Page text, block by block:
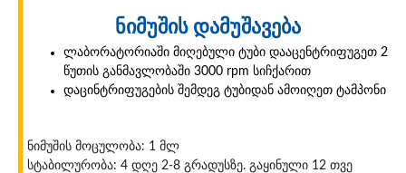
ნიმუშის დამუშავება
ლაბორატორიაში მიღებული ტუბი დააცენტრიფუგეთ 2
წუთის განმავლობაში 3000 rpm სიჩქარით
დაცინტრიფუგების შემდეგ ტუბიდან ამოიღეთ ტამპონი
ნიმუშის მოცულობა: 1 მლ
სტაბილურობა: 4 დღე 2-8 გრადუსზე. გაყინული 12 თვე